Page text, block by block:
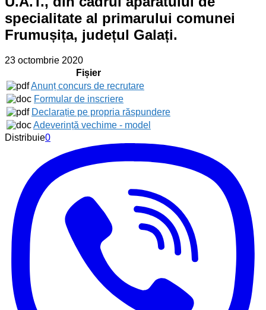
specialitate al primarului comunei
Frumușița, județul Galați.
23 octombrie 2020
Fișier
Anunț concurs de recrutare
Formular de inscriere
Declarație pe propria răspundere
Adeverință vechime - model
Distribuie0